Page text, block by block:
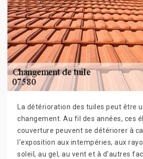
La détérioration des tuiles peut être
changement. Au fil des années, ces
couverture peuvent se détériorer à
l'exposition aux intempéries, aux
soleil, au gel, au vent et à d'autres